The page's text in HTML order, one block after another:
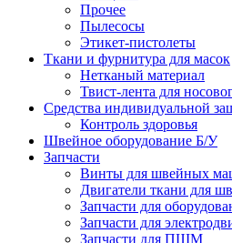
Прочее
Пылесосы
Этикет-пистолеты
Ткани и фурнитура для масок
Нетканый материал
Твист-лента для
Средства индивидуальной
Контроль здоровья
Швейное оборудование Б/У
Запчасти
Винты для швейных
Двигатели ткани для
Запчасти для
Запчасти для
Запчасти для ПШМ